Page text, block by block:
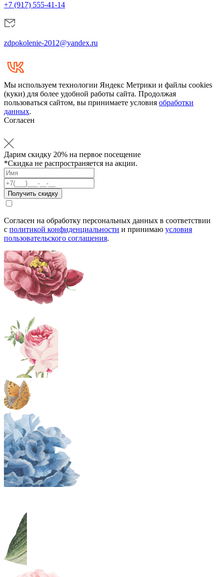
+7 (917) 555-41-14
zdpokolenie-2012@yandex.ru
Мы используем технологии Яндекс Метрики и файлы cookies
(куки) для более удобной работы сайта. Продолжая
пользоваться сайтом, вы принимаете условия обработки
данных.
Согласен
Дарим скидку 20% на первое посещение
*Скидка не распространяется на акции.
Согласен на обработку персональных данных в соответствии
с политикой конфиденциальности и принимаю условия
пользовательского соглашения.